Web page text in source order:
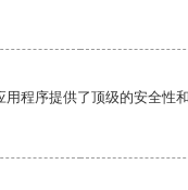
程序提供了顶级的安全性和